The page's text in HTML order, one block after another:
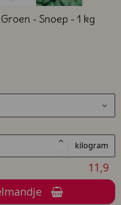
- Snoep - 1 kg
kilogram
11,9